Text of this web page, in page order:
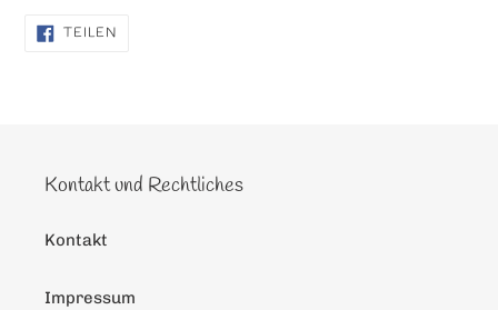
TEILENAUF
Kontakt und Rechtliches
Kontakt
Impressum